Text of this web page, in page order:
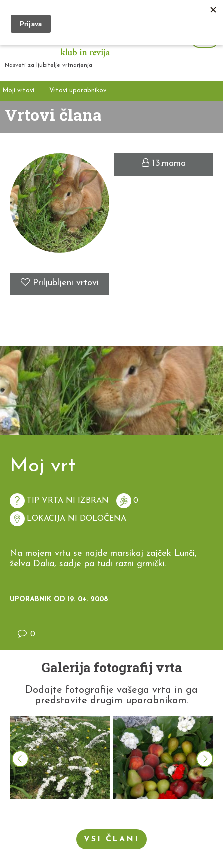
Nasveti za ljubitelje vrtnarjenja
Moji vrtovi Vrtovi uporabnikov
Vrtovi člana
13.mama
Priljubljeni vrtovi
Moj vrt
TIP VRTA NI IZBRAN 0
LOKACIJA NI DOLOČENA
Na mojem vrtu se najde marsikaj zajček Lunči,
želva Dalia, sadje pa tudi razni grmički.
UPORABNIK OD 19. 04. 2008
0
Galerija fotografij vrta
Dodajte fotografije vašega vrta in ga
predstavite drugim uporabnikom.
VSI ČLANI